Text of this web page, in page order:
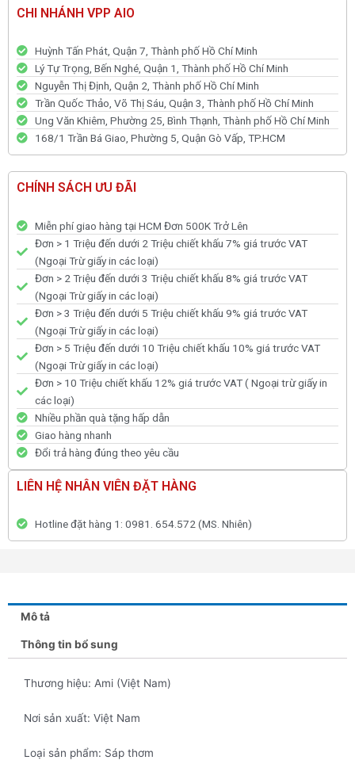
CHI NHÁNH VPP AIO
Huỳnh Tấn Phát, Quận 7, Thành phố Hồ Chí Minh
Lý Tự Trọng, Bến Nghé, Quận 1, Thành phố Hồ Chí Minh
Nguyễn Thị Định, Quận 2, Thành phố Hồ Chí Minh
Trần Quốc Thảo, Võ Thị Sáu, Quận 3, Thành phố Hồ Chí Minh
Ung Văn Khiêm, Phường 25, Bình Thạnh, Thành phố Hồ Chí Minh
168/1 Trần Bá Giao, Phường 5, Quận Gò Vấp, TP.HCM
CHÍNH SÁCH ƯU ĐÃI
Miễn phí giao hàng tại HCM Đơn 500K Trở Lên
Đơn > 1 Triệu đến dưới 2 Triệu chiết khấu 7% giá trước VAT
(Ngoại Trừ giấy in các loại)
Đơn > 2 Triệu đến dưới 3 Triệu chiết khấu 8% giá trước VAT
(Ngoại Trừ giấy in các loại)
Đơn > 3 Triệu đến dưới 5 Triệu chiết khấu 9% giá trước VAT
(Ngoại Trừ giấy in các loại)
Đơn > 5 Triệu đến dưới 10 Triệu chiết khấu 10% giá trước VAT
(Ngoại Trừ giấy in các loại)
Đơn > 10 Triệu chiết khấu 12% giá trước VAT ( Ngoại trừ giấy in
các loại)
Nhiều phần quà tặng hấp dẫn
Giao hàng nhanh
Đổi trả hàng đúng theo yêu cầu
LIÊN HỆ NHÂN VIÊN ĐẶT HÀNG
Hotline đặt hàng 1: 0981. 654.572 (MS. Nhiên)
Mô tả
Thông tin bổ sung
Thương hiệu: Ami (Việt Nam)
Nơi sản xuất: Việt Nam
Loại sản phẩm: Sáp thơm